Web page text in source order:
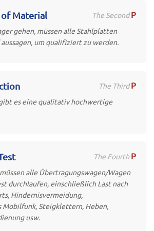
The Second P
Material
gehen, müssen alle Stahlplatten
um qualifiziert zu werden.
The Third P
es eine qualitativ hochwertige
The Fourth P
alle Übertragungswagen/Wagen
durchlaufen, einschließlich Last nach
Hindernisvermeidung,
Steigklettern, Heben,
usw.